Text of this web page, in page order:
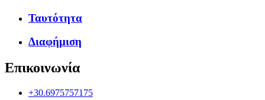
Ταυτότητα
Διαφήμιση
Επικοινωνία
+30.6975757175